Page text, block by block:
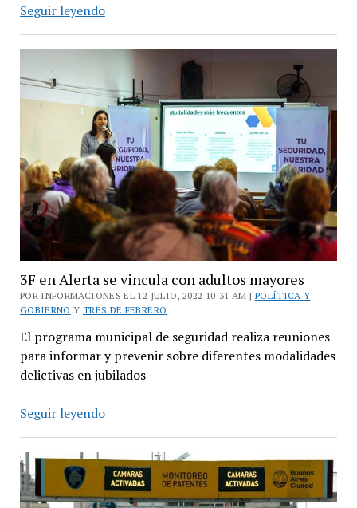
Seguir leyendoDetienen
una
banda
que
robaba
cubiertas
de
auto
3F en Alerta se vincula con adultos mayores
POR INFORMACIONES EL 12 JULIO, 2022 10:31 AM | POLÍTICA Y
GOBIERNO Y TRES DE FEBRERO
El programa municipal de seguridad realiza reuniones
para informar y prevenir sobre diferentes modalidades
delictivas en jubilados
Seguir leyendo3F
se
vincula